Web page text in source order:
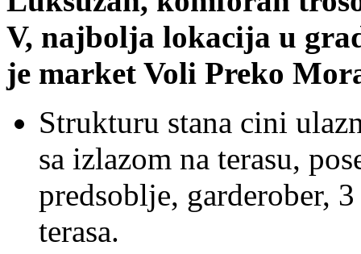
V, najbolja lokacija u
je market Voli Preko
Strukturu stana cini
sa izlazom na terasu,
predsoblje, garderober,
terasa.